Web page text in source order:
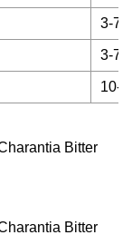
3-7
3-7
10-